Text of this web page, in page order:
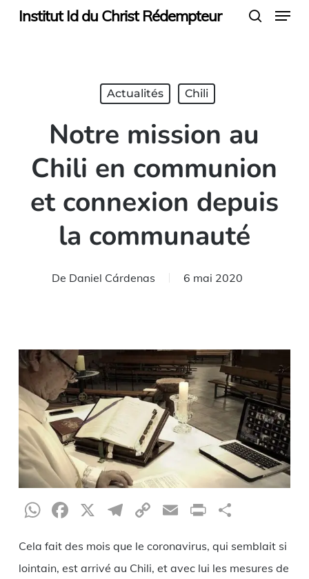
SkipInstitut Id du Christ Rédempteur Menu
Actualités Chili
Notre mission au
Chili en communion
et connexion depuis
la communauté
De Daniel Cárdenas 6 mai 2020
WhatsApp
Facebook
X Telegram
CopyEmailPrint
Cela fait des mois que le coronavirus, qui semblait si
lointain, est arrivé au Chili, et avec lui les mesures de